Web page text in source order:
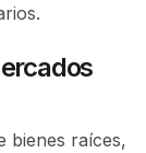
bienes raíces,